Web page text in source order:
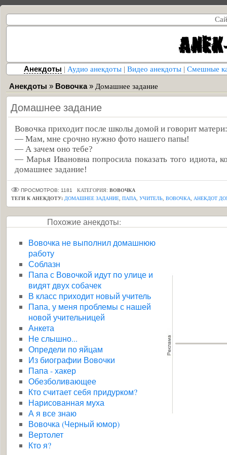
Анекдоты | Аудио анекдоты | Видео анекдоты | Смешные
Анекдоты » Вовочка» Домашнее задание
Домашнее задание
Вовочка приходит после школы домой и говорит матери:
— Мам, мне срочно нужно фото нашего папы!
— А зачем оно тебе?
— Марья Ивановна попросила показать того идиота,
домашнее задание!
ПРОСМОТРОВ: 1181 КАТЕГОРИЯ: ВОВОЧКА
ТЕГИ К АНЕКДОТУ: ДОМАШНЕЕ ЗАДАНИЕ ПАПА УЧИТЕЛЬ ВОВОЧКА АНЕКДОТ
Похожие анекдоты:
Вовочка не выполнил домашнюю
работу
Соблазн
Папа с Вовочкой идут по улице и
видят двух собачек
В класс приходит новый учитель
Папа, у меня проблемы с нашей
новой учительницей
Анкета
Не слышно...
Определи по яйцам
Из биографии Вовочки
Папа - хакер
Обезболивающее
Кто считает себя придурком?
Нарисованная муха
А я все знаю
Вовочка (Черный юмор)
Вертолет
Кто я?